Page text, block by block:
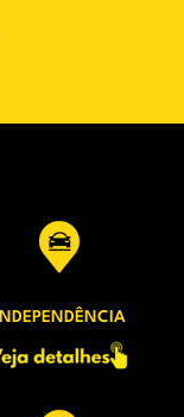
INDEPENDÊNCIA